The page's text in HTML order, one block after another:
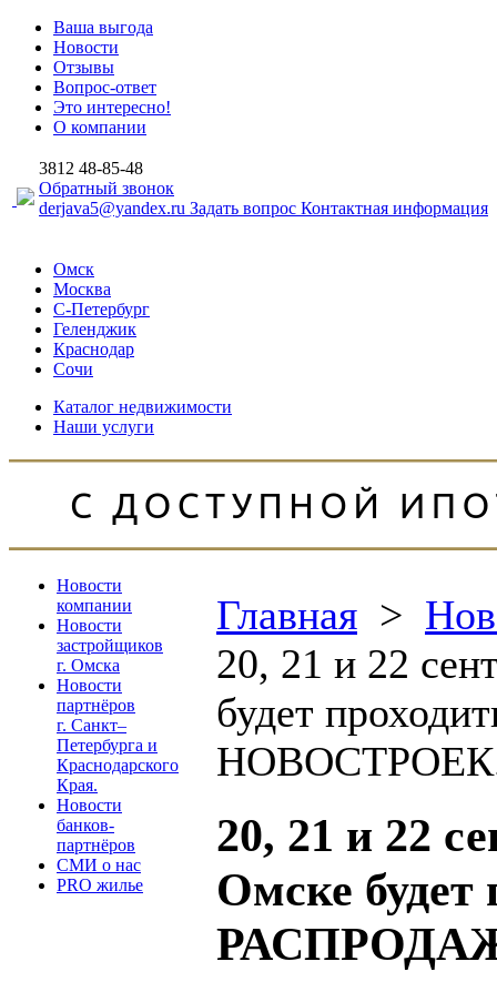
Ваша выгода
Новости
Отзывы
Вопрос-ответ
Это интересно!
О компании
3812 48-85-48
Обратный звонок
derjava5@yandex.ru Задать вопрос Контактная информация
Омск
Москва
С-Петербург
Геленджик
Краснодар
Сочи
Каталог недвижимости
Наши услуги
Новости
компании
Новости
застройщиков
г. Омска
Новости
партнёров
г. Санкт–
Петербурга и
Краснодарского
Края.
Новости
банков-
партнёров
СМИ о нас
PRO жилье
Главная >
20, 21 и 22
будет
20, 21 и 22
Омске